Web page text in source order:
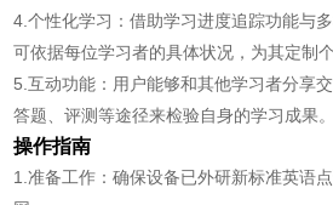
4.个性化学习：借助学习进度追踪功能与
可依据每位学习者的具体状况，为其定制
5.互动功能：用户能够和其他学习者分享
答题、评测等途径来检验自身的学习成果。
操作指南
1.准备工作：确保设备已外研新标准英语